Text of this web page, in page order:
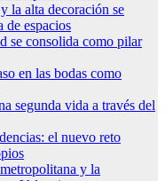
la alta decoración se
de espacios
se consolida como pilar
en las bodas como
segunda vida a través del
el nuevo reto
y la